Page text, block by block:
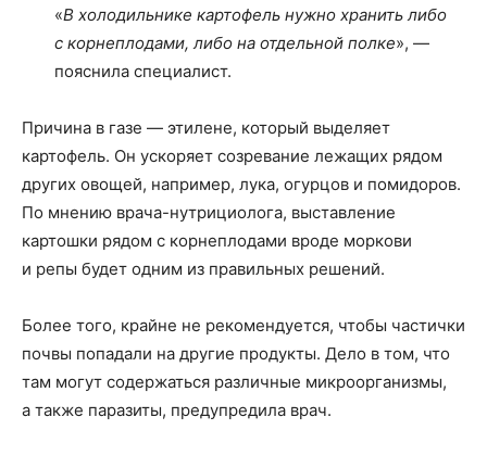
«В холодильнике картофель нужно хранить либо
с корнеплодами, либо на отдельной полке», —
пояснила специалист.
Причина в газе — этилене, который выделяет
картофель. Он ускоряет созревание лежащих рядом
других овощей, например, лука, огурцов и помидоров.
По мнению врача-нутрициолога, выставление
картошки рядом с корнеплодами вроде моркови
и репы будет одним из правильных решений.
Более того, крайне не рекомендуется, чтобы частички
почвы попадали на другие продукты. Дело в том, что
там могут содержаться различные микроорганизмы,
а также паразиты, предупредила врач.